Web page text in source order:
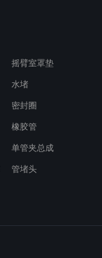
摇臂室罩垫
水堵
密封圈
橡胶管
单管夹总成
管堵头